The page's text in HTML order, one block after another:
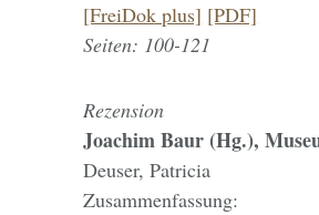
[FreiDok plus] [PDF]
Seiten: 100-121
Rezension
Joachim Baur (Hg.),
Deuser, Patricia
Zusammenfassung: